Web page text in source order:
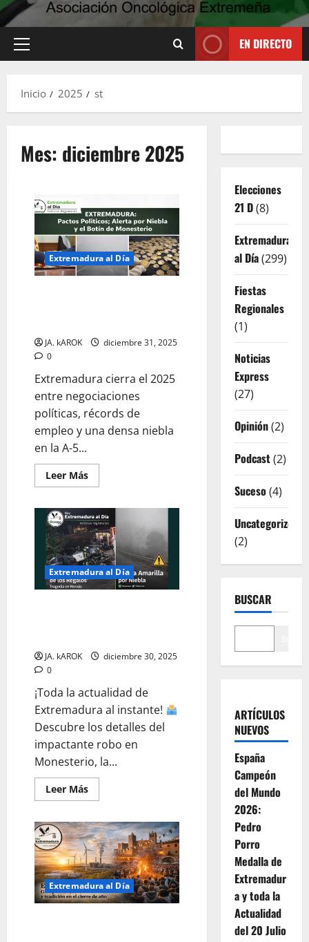
Menú
EN DIRECTO
Inicio 2025 st
Mes: diciembre 2025
Extremadura al Día
JA. kAROK
diciembre 31, 2025
0
Extremadura cierra el 2025
entre negociaciones
políticas, récords de
empleo y una densa niebla
en la A-5...
Leer MásLeer
más
EXTREMADURA:
Pactos
Políticos,
Alerta
por
Niebla
y
el
Botín
Extremadura al Día
JA. kAROK
diciembre 30, 2025
0
¡Toda la actualidad de
Extremadura al instante!
Descubre los detalles del
impactante robo en
Monesterio, la...
Leer MásLeer
más
El
Robo
del
«Camión
de
los
Regalos»,
Tragedia
en
Extremadura al Día
Elecciones
21 D(8)
Extremadura
al Día(299)
Fiestas
Regionales
(1)
Noticias
Express
(27)
Opinión(2)
Podcast(2)
Suceso(4)
Uncategorized
(2)
BUSCAR
ARTÍCULOS
NUEVOS
España
Campeón
del Mundo
2026:
Pedro
Porro
Medalla de
Extremadur
a y toda la
Actualidad
del 20 Julio